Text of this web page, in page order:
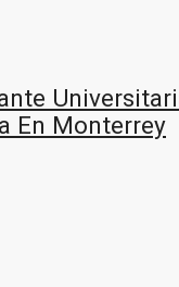
En Monterrey